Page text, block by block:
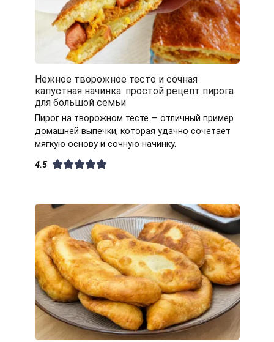
Нежное творожное тесто и сочная
капустная начинка: простой рецепт пирога
для большой семьи
Пирог на творожном тесте — отличный пример
домашней выпечки, которая удачно сочетает
мягкую основу и сочную начинку.
4.5